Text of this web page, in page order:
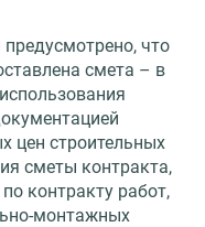
что
смета – в
цен строительных
сметы контракта,
контракту работ,
монтажных